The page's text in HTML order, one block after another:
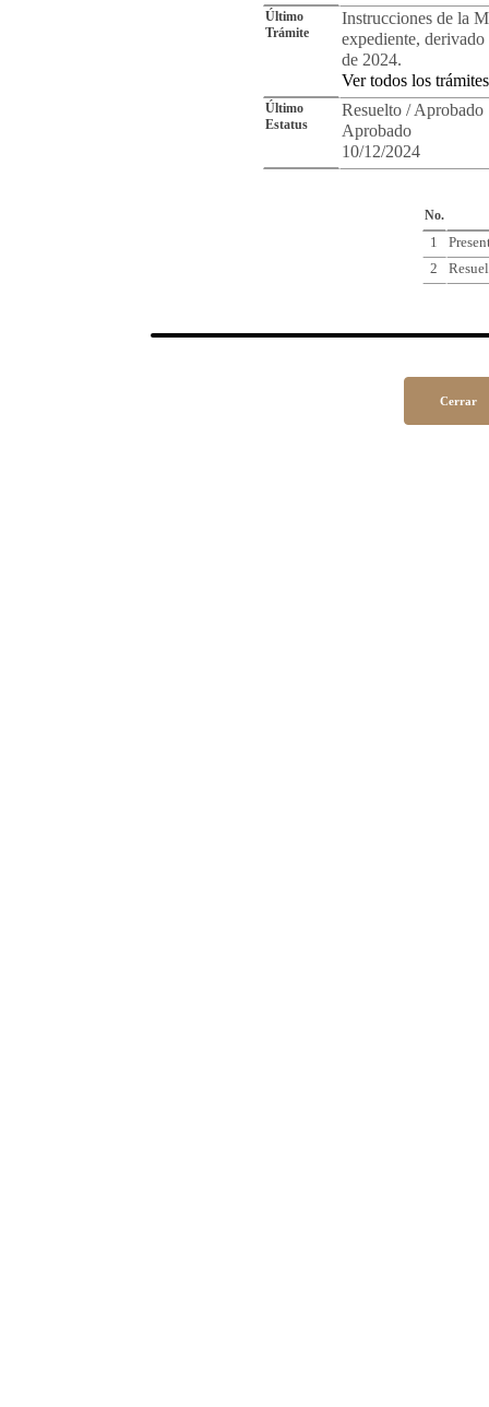
Último
Trámite
Instrucciones de la
expediente,
de 2024.
Ver todos los trámites
Último
Estatus
Resuelto / Aprobado
Aprobado
10/12/2024
No.
1
2
Cerrar